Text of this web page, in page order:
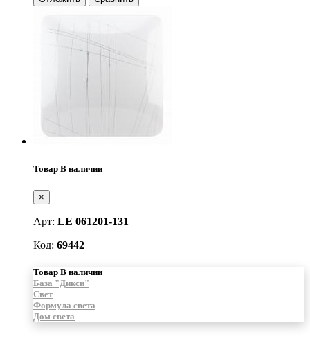
Товар В наличии
×
Арт: LE 061201-131
Код: 69442
Товар В наличии
База "Дикси"
Свет
Формула света
Дом света